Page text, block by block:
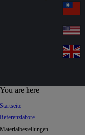
an
d
itz
erl
an
d
wa
n
A
d
You are here
Startseite
Referenzlabore
Materialbestellungen